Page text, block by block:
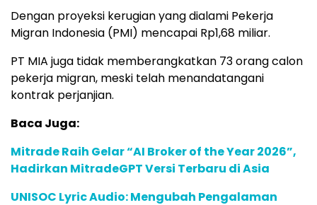
Dengan proyeksi kerugian yang dialami Pekerja
Migran Indonesia (PMI) mencapai Rp1,68 miliar.
PT MIA juga tidak memberangkatkan 73 orang calon
pekerja migran, meski telah menandatangani
kontrak perjanjian.
Baca Juga:
Mitrade Raih Gelar “AI Broker of the Year 2026”,
Hadirkan MitradeGPT Versi Terbaru di Asia
UNISOC Lyric Audio: Mengubah Pengalaman